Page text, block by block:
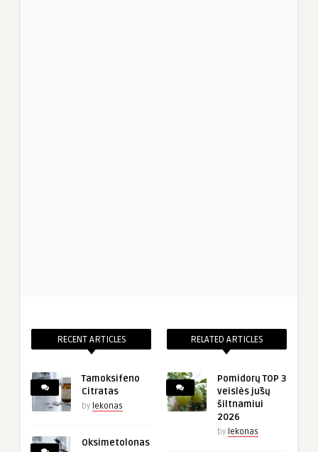
RECENT ARTICLES
Tamoksifeno
Citratas
by lekonas
Oksimetolonas
RELATED ARTICLES
Pomidorų TOP 3
veislės jūsų
šiltnamiui
2026
by lekonas